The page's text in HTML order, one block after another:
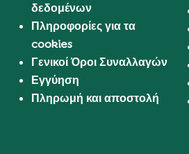
δεδομένων
Πληροφορίες για τα
cookies
Γενικοί Όροι Συναλλαγών
Εγγύηση
Πληρωμή και αποστολή